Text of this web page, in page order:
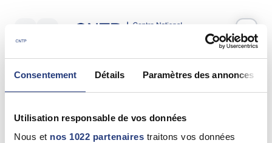
Consentement Détails Paramètres des annonces
Utilisation responsable de vos données
Nous et nos 1022 partenaires traitons vos données
Votre test psychotechnique
Mercredi 01 Juillet 2026à16:20
Nom *